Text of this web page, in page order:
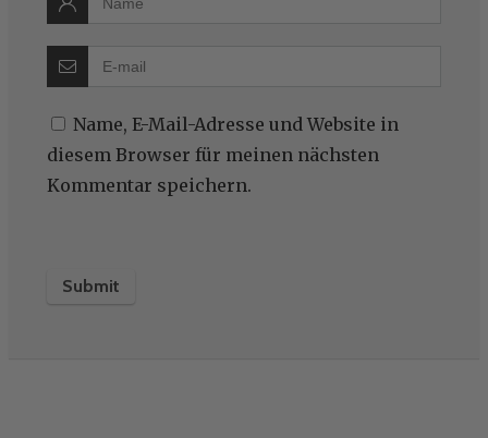
Name, E-Mail-Adresse und Website in
diesem Browser für meinen nächsten
Kommentar speichern.